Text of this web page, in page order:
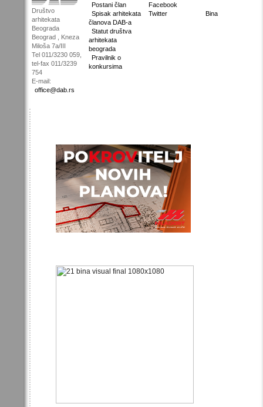
Društvo
arhitekata
Beograda
Beograd , Kneza
Miloša 7a/III
Tel 011/3230 059,
tel-fax 011/3239
754
E-mail:
office@dab.rs
Postani član
Spisak arhitekata
članova DAB-a
Statut društva
arhitekata
beograda
Pravilnik o
konkursima
Facebook
Twitter
Bina